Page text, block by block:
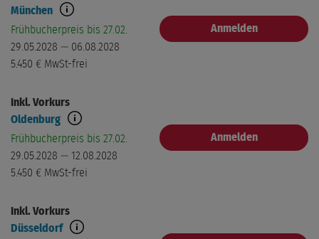
München
Frühbucherpreis bis 27.02.
29.05.2028 — 06.08.2028
5.450 € MwSt-frei
Anmelden
Inkl. Vorkurs
Oldenburg
Frühbucherpreis bis 27.02.
29.05.2028 — 12.08.2028
5.450 € MwSt-frei
Anmelden
Inkl. Vorkurs
Düsseldorf